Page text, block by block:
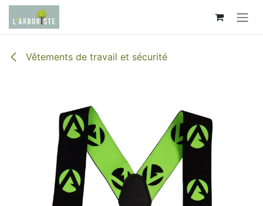
Se rendre au contenu
Vêtements de travail et sécurité